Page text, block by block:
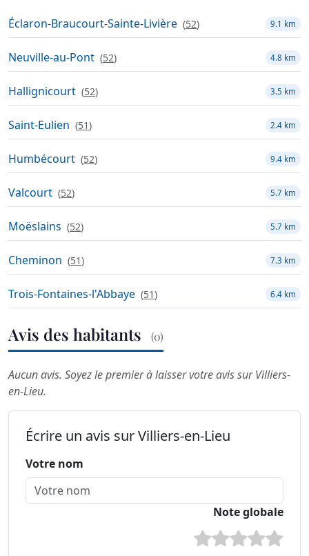
Éclaron-Braucourt-Sainte-Livière (52) 9.1 km
Neuville-au-Pont (52) 4.8 km
Hallignicourt (52) 3.5 km
Saint-Eulien (51) 2.4 km
Humbécourt (52) 9.4 km
Valcourt (52) 5.7 km
Moëslains (52) 5.7 km
Cheminon (51) 7.3 km
Trois-Fontaines-l'Abbaye (51) 6.4 km
Avis des habitants (0)
Aucun avis. Soyez le premier à laisser votre avis sur Villiers-
en-Lieu.
Écrire un avis sur Villiers-en-Lieu
Votre nom
Note globale